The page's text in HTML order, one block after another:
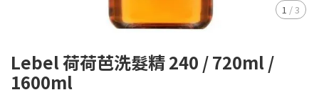
1 /3
Lebel 荷荷芭洗髮精 240 / 720ml /
1600ml